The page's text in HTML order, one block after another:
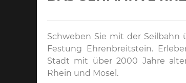
Schweben Sie mit der Seilbahn
Festung Ehrenbreitstein.
Stadt mit über 2000 Jahre
Rhein und Mosel.